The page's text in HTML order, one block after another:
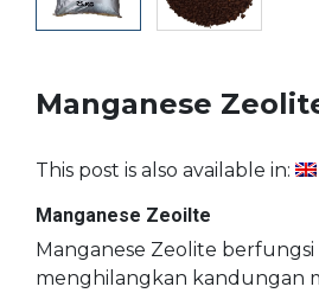
Manganese
This post is also available in:
Manganese Zeoilte
Manganese Zeolite
menghilangkan kandungan